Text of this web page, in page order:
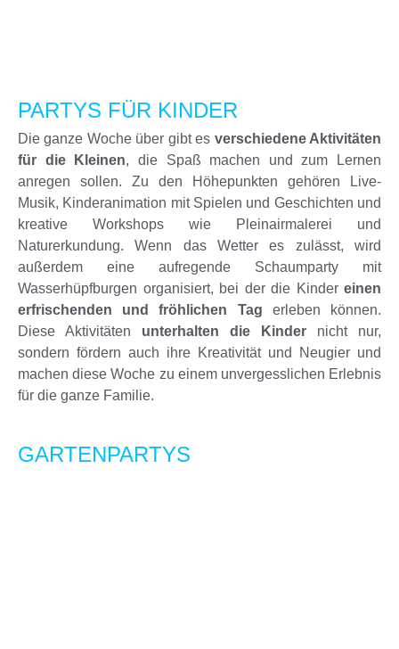
PARTYS FÜR KINDER
Die ganze Woche über gibt es verschiedene Aktivitäten
für die Kleinen, die Spaß machen und zum Lernen
anregen sollen. Zu den Höhepunkten gehören Live-
Musik, Kinderanimation mit Spielen und Geschichten und
kreative Workshops wie Pleinairmalerei und
Naturerkundung. Wenn das Wetter es zulässt, wird
außerdem eine aufregende Schaumparty mit
Wasserhüpfburgen organisiert, bei der die Kinder einen
erfrischenden und fröhlichen Tag erleben können.
Diese Aktivitäten unterhalten die Kinder nicht nur,
sondern fördern auch ihre Kreativität und Neugier und
machen diese Woche zu einem unvergesslichen Erlebnis
für die ganze Familie.
GARTENPARTYS